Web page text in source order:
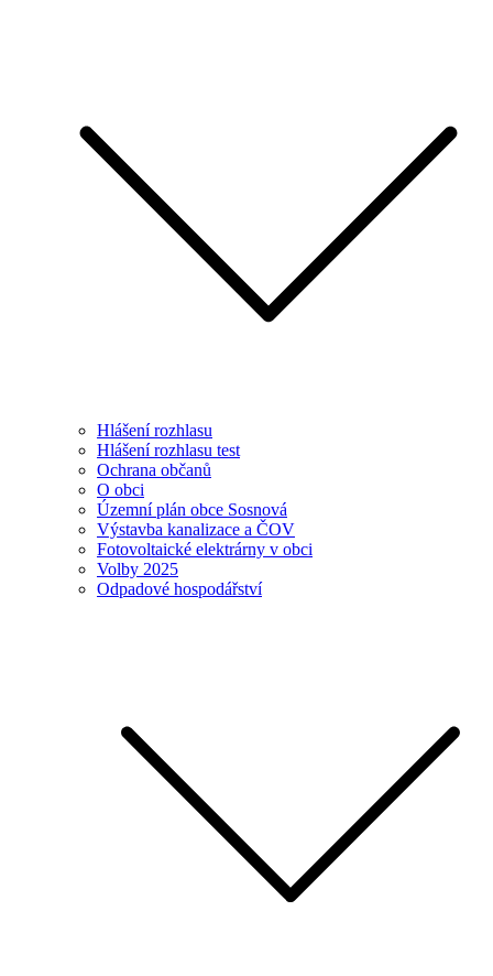
Hlášení rozhlasu
Hlášení rozhlasu test
Ochrana občanů
O obci
Územní plán obce Sosnová
Výstavba kanalizace a ČOV
Fotovoltaické elektrárny v obci
Volby 2025
Odpadové hospodářství